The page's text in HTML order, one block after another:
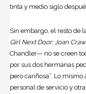
tinta y medio siglo
Sin embargo, el resto de
Girl Next Door: Joan
Chandler— no se creen
por sus dos hermanas
pero cariñosa”. Lo
personal de servicio y